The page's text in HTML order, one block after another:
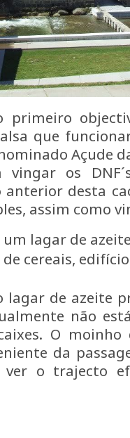
primeiro
que
Açude
vingar os
anterior desta
assim como
lagar de
cereais,
lagar de azeite
não
O moinho
da
ver o trajecto